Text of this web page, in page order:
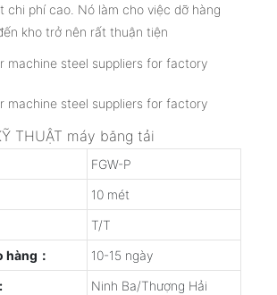
chi phí cao. Nó làm cho việc dỡ hàng
kho trở nên rất thuận tiện
THUẬT máy băng tải
FGW-P
10 mét
T/T
：
10-15 ngày
Ninh Ba/Thượng Hải